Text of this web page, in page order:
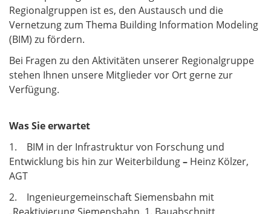
Regionalgruppen ist es, den Austausch und die
Vernetzung zum Thema Building Information Modeling
(BIM) zu fördern.
Bei Fragen zu den Aktivitäten unserer Regionalgruppe
stehen Ihnen unsere Mitglieder vor Ort gerne zur
Verfügung.
Was Sie erwartet
1. BIM in der Infrastruktur von Forschung und
Entwicklung bis hin zur Weiterbildung– Heinz Kölzer,
AGT
2. Ingenieurgemeinschaft Siemensbahn mit